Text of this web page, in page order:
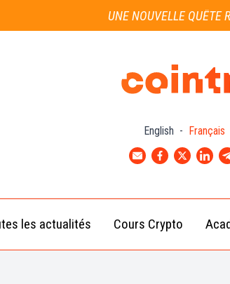
UNE NOUVELLE QUÊTE
English - Français
les actualités
Crypto
Cours Crypto